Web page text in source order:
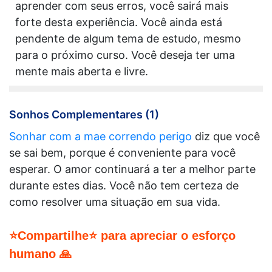
aprender com seus erros, você sairá mais
forte desta experiência. Você ainda está
pendente de algum tema de estudo, mesmo
para o próximo curso. Você deseja ter uma
mente mais aberta e livre.
Sonhos Complementares (1)
Sonhar com a mae correndo perigo diz que você
se sai bem, porque é conveniente para você
esperar. O amor continuará a ter a melhor parte
durante estes dias. Você não tem certeza de
como resolver uma situação em sua vida.
⭐Compartilhe⭐ para apreciar o esforço
humano 🙏